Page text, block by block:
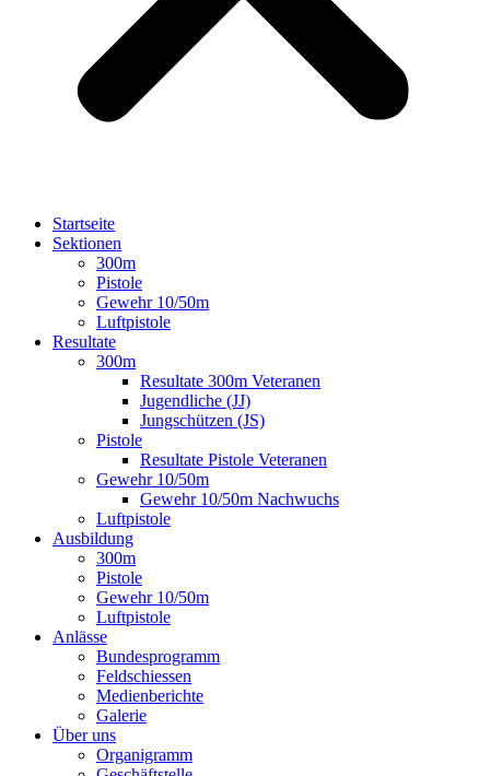
Startseite
Sektionen
300m
Pistole
Gewehr 10/50m
Luftpistole
Resultate
300m
Resultate 300m Veteranen
Jugendliche (JJ)
Jungschützen (JS)
Pistole
Resultate Pistole Veteranen
Gewehr 10/50m
Gewehr 10/50m Nachwuchs
Luftpistole
Ausbildung
300m
Pistole
Gewehr 10/50m
Luftpistole
Anlässe
Bundesprogramm
Feldschiessen
Medienberichte
Galerie
Über uns
Organigramm